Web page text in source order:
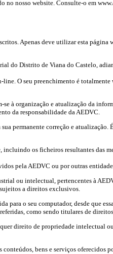
no nosso website. Consulte-o em
Apenas deve utilizar esta
do Distrito de Viana do Castelo,
O seu preenchimento é
à organização e atualização da
da responsabilidade da AEDVC.
permanente correção e
os ficheiros resultantes das
pela AEDVC ou por outras
ou intelectual, pertencentes à
a direitos exclusivos.
o seu computador, desde que
como sendo titulares de
direito de propriedade
bens e serviços oferecidos